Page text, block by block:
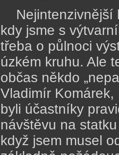
Nejintenzivnější
kdy jsme s
třeba o půlnoci
úzkém kruhu. Ale
občas někdo
Vladimír
byli účastníky
návštěvu na
když jsem musel